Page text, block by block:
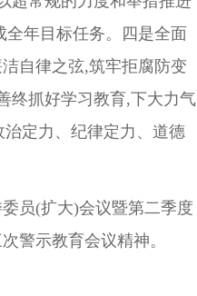
年目标任务。四是全面
自律之弦,筑牢拒腐防变
终抓好学习教育,下大力气
定力、纪律定力、道德
员(扩大)会议暨第二季度
警示教育会议精神。